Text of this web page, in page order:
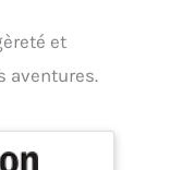
et
aventures.